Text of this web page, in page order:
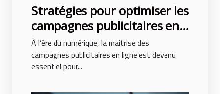
Stratégies pour optimiser les
campagnes publicitaires en
ligne
À l’ère du numérique, la maîtrise des
campagnes publicitaires en ligne est devenu
essentiel pour...